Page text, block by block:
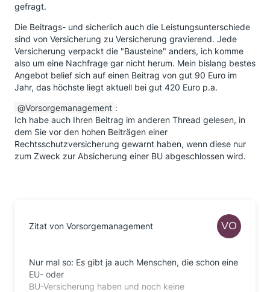
gefragt.
Die Beitrags- und sicherlich auch die Leistungsunterschiede
sind von Versicherung zu Versicherung gravierend. Jede
Versicherung verpackt die "Bausteine" anders, ich komme
also um eine Nachfrage gar nicht herum. Mein bislang bestes
Angebot belief sich auf einen Beitrag von gut 90 Euro im
Jahr, das höchste liegt aktuell bei gut 420 Euro p.a.
Vorsorgemanagement :
Ich habe auch Ihren Beitrag im anderen Thread gelesen, in
dem Sie vor den hohen Beiträgen einer
Rechtsschutzversicherung gewarnt haben, wenn diese nur
zum Zweck zur Absicherung einer BU abgeschlossen wird.
Zitat von Vorsorgemanagement
Nur mal so: Es gibt ja auch Menschen, die schon eine
EU- oder
BU-Versicherung haben und noch keine